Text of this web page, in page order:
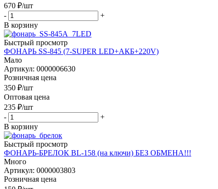
670 ₽/шт
-
+
В корзину
Быстрый просмотр
ФОНАРЬ SS-845 (7-SUPER LED+АКБ+220V)
Мало
Артикул: 0000006630
Розничная цена
350 ₽/шт
Оптовая цена
235 ₽/шт
-
+
В корзину
Быстрый просмотр
ФОНАРЬ-БРЕЛОК BL-158 (на ключи) БЕЗ ОБМЕНА!!!
Много
Артикул: 0000003803
Розничная цена